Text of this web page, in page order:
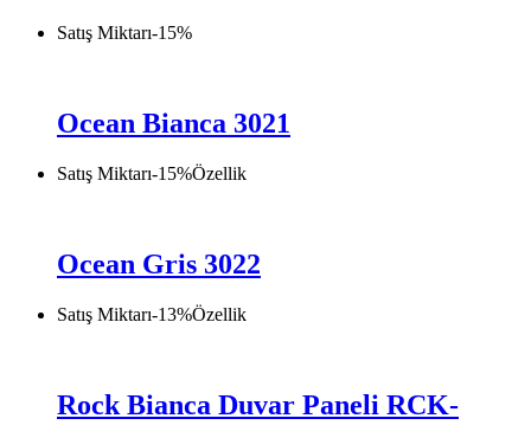
Satış Miktarı-15%
Ocean Bianca 3021
Satış Miktarı-15%Özellik
Ocean Gris 3022
Satış Miktarı-13%Özellik
Rock Bianca Duvar Paneli RCK-